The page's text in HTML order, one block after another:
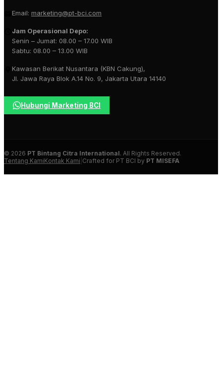
Email: marketing@pt-bci.com
Jam Operasional Depo:
Senin – Jumat: 08.00 – 17.00 WIB
Sabtu: 08.00 – 13.00 WIB
Kawasan Berikat Nusantara (KBN Cakung),
Jl. Jawa Raya Blok A.14 No. 9, Jakarta Utara 14140
Hubungi Marketing BCI
© 2026 PT Bintang Citra International. All Rights Reserved.
Tentang KamiKontak Kami Crafted for PT BCI by PT MISEFA